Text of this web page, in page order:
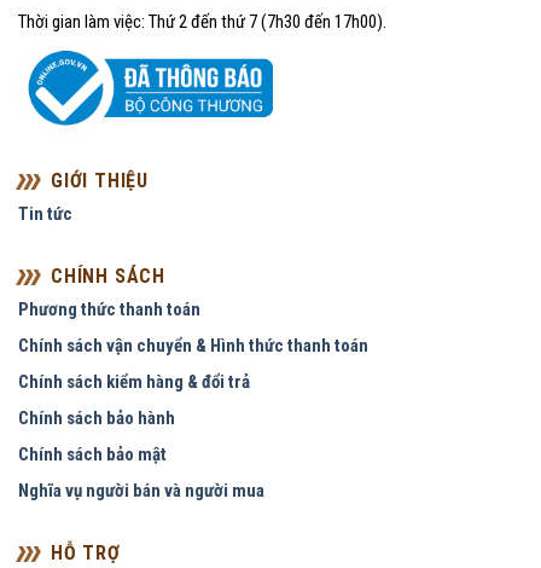
Thời gian làm việc: Thứ 2 đến thứ 7 (7h30 đến 17h00).
GIỚI THIỆU
Tin tức
CHÍNH SÁCH
Phương thức thanh toán
Chính sách vận chuyển & Hình thức thanh toán
Chính sách kiểm hàng & đổi trả
Chính sách bảo hành
Chính sách bảo mật
Nghĩa vụ người bán và người mua
HỖ TRỢ